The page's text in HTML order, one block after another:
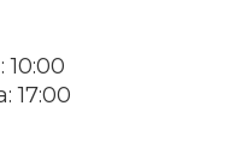
17:00